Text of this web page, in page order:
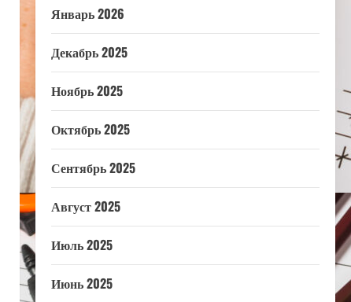
Январь 2026
Декабрь 2025
Ноябрь 2025
Октябрь 2025
Сентябрь 2025
Август 2025
Июль 2025
Июнь 2025